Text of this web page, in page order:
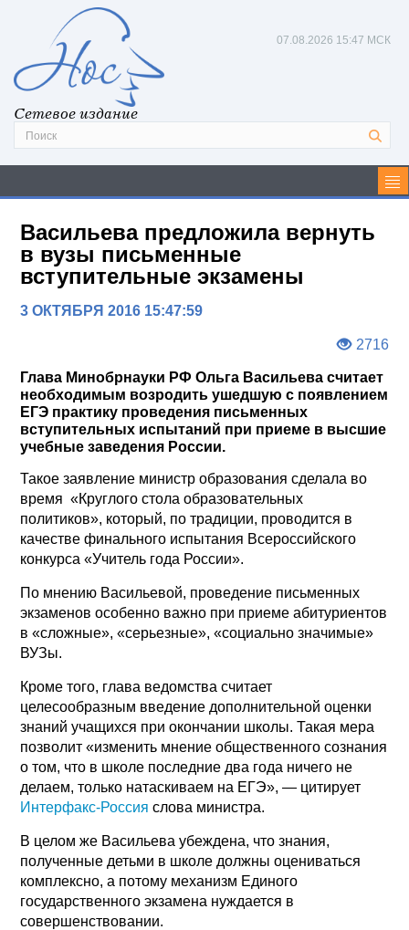
Сетевое издание
07.08.2026 15:47 МСК
Васильева предложила вернуть
в вузы письменные
вступительные экзамены
3 ОКТЯБРЯ 2016 15:47:59
2716
Глава Минобрнауки РФ Ольга Васильева считает
необходимым возродить ушедшую с появлением
ЕГЭ практику проведения письменных
вступительных испытаний при приеме в высшие
учебные заведения России.
Такое заявление министр образования сделала во
время «Круглого стола образовательных
политиков», который, по традиции, проводится в
качестве финального испытания Всероссийского
конкурса «Учитель года России».
По мнению Васильевой, проведение письменных
экзаменов особенно важно при приеме абитуриентов
в «сложные», «серьезные», «социально значимые»
ВУЗы.
Кроме того, глава ведомства считает
целесообразным введение дополнительной оценки
знаний учащихся при окончании школы. Такая мера
позволит «изменить мнение общественного сознания
о том, что в школе последние два года ничего не
делаем, только натаскиваем на ЕГЭ», — цитирует
Интерфакс-Россия слова министра.
В целом же Васильева убеждена, что знания,
полученные детьми в школе должны оцениваться
комплексно, а потому механизм Единого
государственного экзамена нуждается в
совершенствовании.